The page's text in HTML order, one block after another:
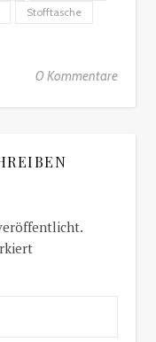
Stofftasche
0 Kommentare